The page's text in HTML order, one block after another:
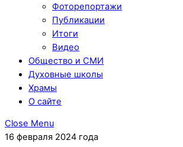
Фоторепортажи
Публикации
Итоги
Видео
Общество и СМИ
Духовные школы
Храмы
О сайте
Close Menu
16 февраля 2024 года